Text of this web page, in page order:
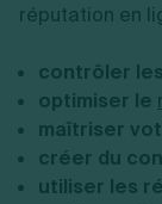
réputation en
contrôler
optimiser le
maîtriser
créer du
utiliser les